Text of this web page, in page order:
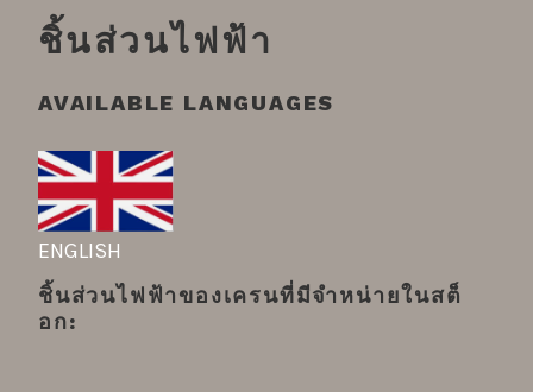
ชิ้นส่วนไฟฟ้า
AVAILABLE LANGUAGES
ENGLISH
ชิ้นส่วนไฟฟ้าของเครนที่มีจำหน่ายในสต็
อก: